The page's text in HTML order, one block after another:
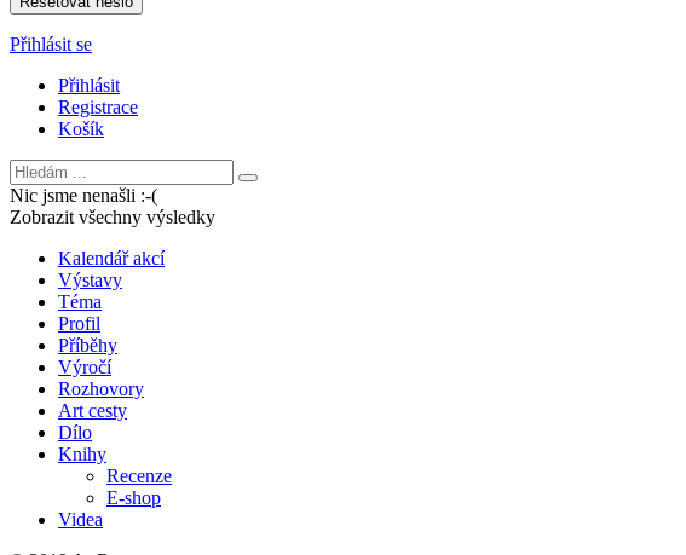
Přihlásit se
Přihlásit
Registrace
Košík
Nic jsme nenašli :-(
Zobrazit všechny výsledky
Kalendář akcí
Výstavy
Téma
Profil
Příběhy
Výročí
Rozhovory
Art cesty
Dílo
Knihy
Recenze
E-shop
Videa